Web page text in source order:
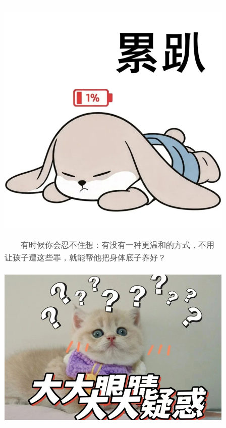
有时候你会忍不住想：有没有一种更温和的方式，不用
让孩子遭这些罪，就能帮他把身体底子养好？